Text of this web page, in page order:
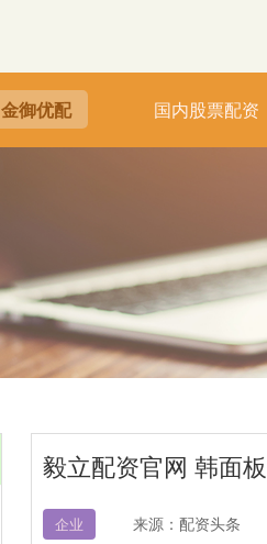
金御优配 国内股票配资
毅立配资官网 韩面
企业 来源：配资头条